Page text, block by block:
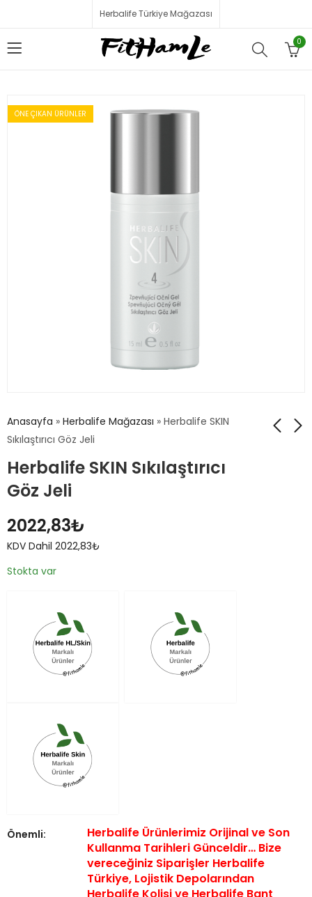
Herbalife Türkiye Mağazası
0
ÖNE ÇIKAN ÜRÜNLER
Anasayfa » Herbalife Mağazası » Herbalife SKIN
Sıkılaştırıcı Göz Jeli
Herbalife SKIN Sıkılaştırıcı
Göz Jeli
Herbalife SKIN
Herbalife SKIN
2022,83₺
KDV Dahil 2022,83₺
Stokta var
Önemli:
Herbalife Ürünlerimiz Orijinal ve Son
Kullanma Tarihleri Günceldir… Bize
vereceğiniz Siparişler Herbalife
Türkiye, Lojistik Depolarından
Herbalife Kolisi ve Herbalife Bant